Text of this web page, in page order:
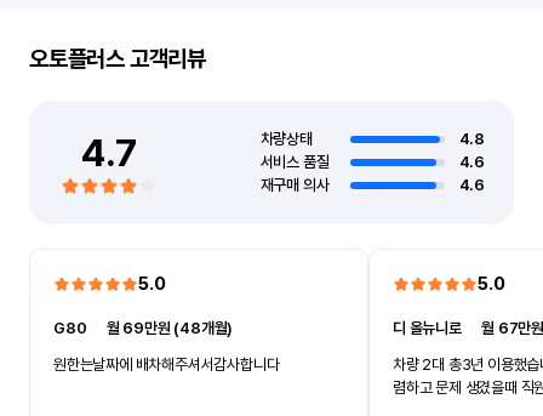
오토플러스고객리뷰
4.7 차량상태
4.8
서비스 품질
4.6
재구매 의사
4.6
5.0
G80
월 69만원 (48개월)
원한는날짜에 배차해주셔서감사합니다
5.0
디 올뉴니로ㅣ월 67만
차량 2대 총3년 이용했
렴하고 문제 생겼을때 직